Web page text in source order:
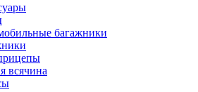
багажники
всячина